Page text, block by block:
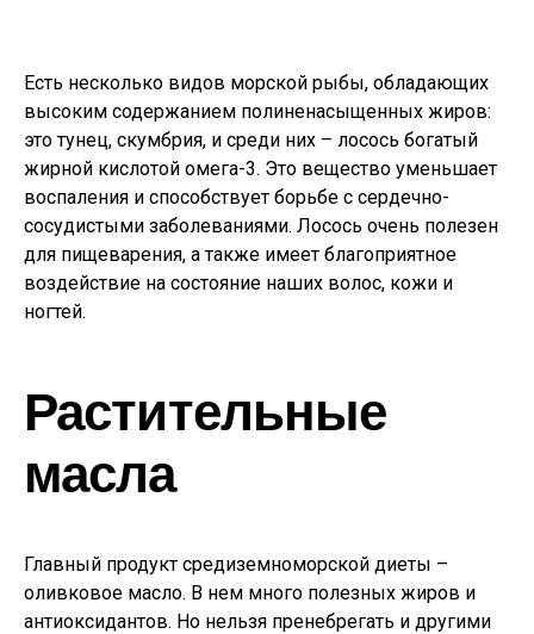
Есть несколько видов морской рыбы, обладающих
высоким содержанием полиненасыщенных жиров:
это тунец, скумбрия, и среди них – лосось богатый
жирной кислотой омега-3. Это вещество уменьшает
воспаления и способствует борьбе с сердечно-
сосудистыми заболеваниями. Лосось очень полезен
для пищеварения, а также имеет благоприятное
воздействие на состояние наших волос, кожи и
ногтей.
Растительные
масла
Главный продукт средиземноморской диеты –
оливковое масло. В нем много полезных жиров и
антиоксидантов. Но нельзя пренебрегать и другими